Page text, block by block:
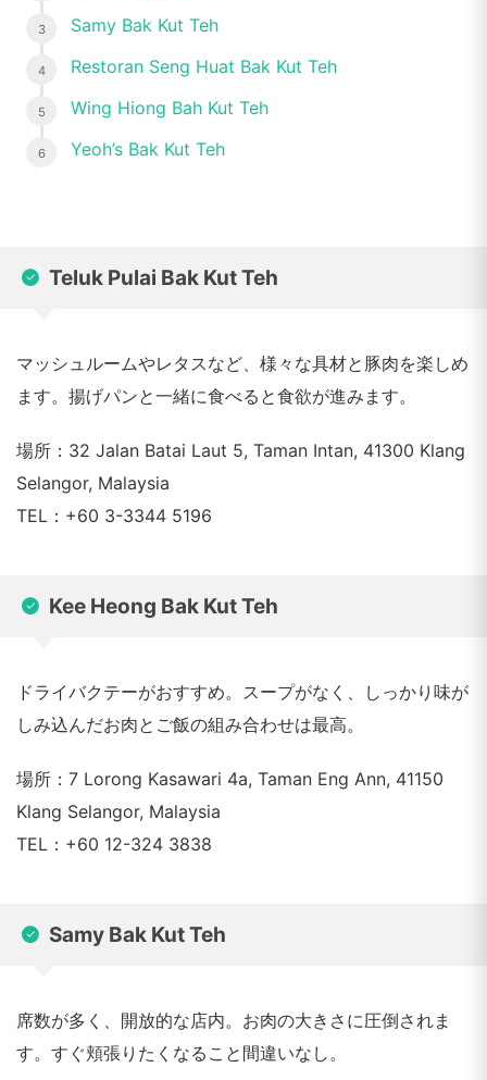
Samy Bak Kut Teh
Restoran Seng Huat Bak Kut Teh
Wing Hiong Bah Kut Teh
Yeoh’s Bak Kut Teh
Teluk Pulai Bak Kut Teh
マッシュルームやレタスなど、様々な具材と豚肉を楽しめ
ます。揚げパンと一緒に食べると食欲が進みます。
場所：32 Jalan Batai Laut 5, Taman Intan, 41300 Klang
Selangor, Malaysia
TEL：+60 3-3344 5196
Kee Heong Bak Kut Teh
ドライバクテーがおすすめ。スープがなく、しっかり味が
しみ込んだお肉とご飯の組み合わせは最高。
場所：7 Lorong Kasawari 4a, Taman Eng Ann, 41150
Klang Selangor, Malaysia
TEL：+60 12-324 3838
Samy Bak Kut Teh
席数が多く、開放的な店内。お肉の大きさに圧倒されま
す。すぐ頬張りたくなること間違いなし。